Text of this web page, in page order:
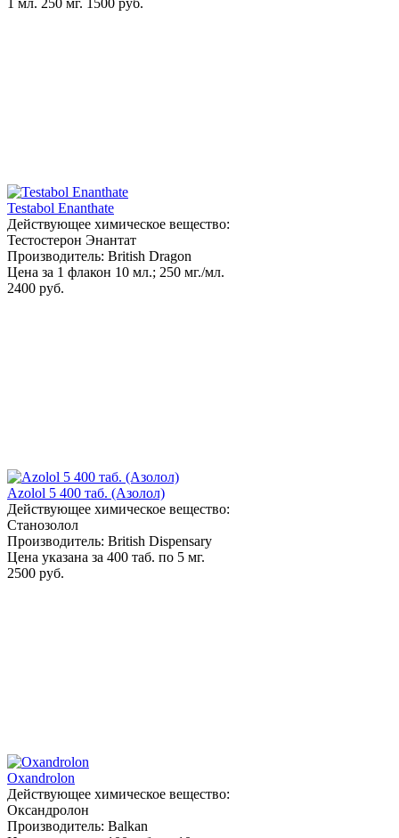
Testabol Enanthate
Действующее химическое вещество:
Тестостерон Энантат
Производитель: British Dragon
Цена за 1 флакон 10 мл.; 250 мг./мл.
2400 руб.
Azolol 5 400 таб. (Азолол)
Действующее химическое вещество:
Станозолол
Производитель: British Dispensary
Цена указана за 400 таб. по 5 мг.
2500 руб.
Oxandrolon
Действующее химическое вещество:
Оксандролон
Производитель: Balkan